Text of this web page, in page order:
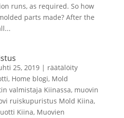
runs, as required. So how
parts made? After the
25, 2019| räätälöity
, Home blogi, Mold
valmistaja Kiinassa, muovin
ruiskupuristus Mold Kiina,
Kiina, Muovien